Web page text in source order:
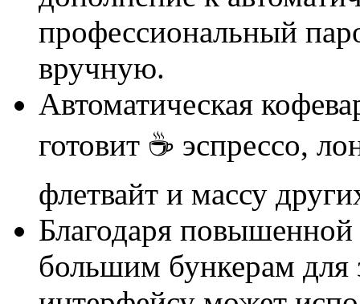
профессиональный
вручную.
Автоматическая
готовит ☕ эспрессо,
флетвайт и массу
Благодаря
большим бункерам для